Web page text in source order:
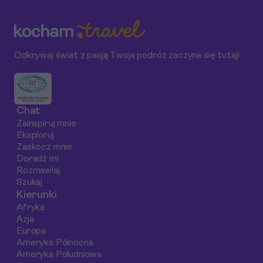
Cię w podróż po
nurkowych,
praktycznych
wskazówkach i
podwodnych
skarbach, które
czekają na odkrycie.
jak najlepiej
Odkrywaj świat z pasją Twoja podróż zaczyna się tutaj!
Chat
Zainspiruj mnie
Eksploruj
Zaskocz mnie
Doradź mi
Rozmawiaj
Szukaj
Kierunki
Afryka
Azja
Europa
Ameryka Północna
Ameryka Południowa